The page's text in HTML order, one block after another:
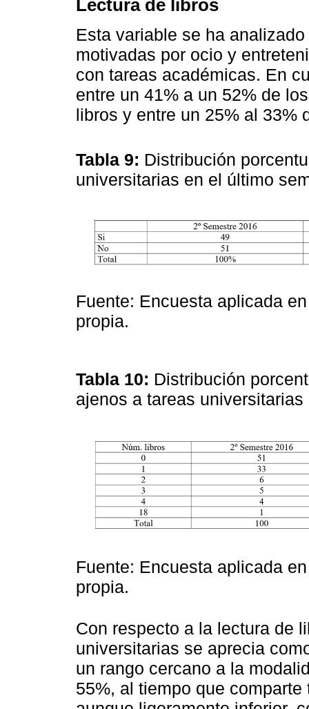
Lectura de libros
Esta variable se ha
motivadas por ocio y
con tareas académicas. En
entre un 41% a un 52% de
libros y entre un 25% al 33%
Tabla 9: Distribución
universitarias en el último
Fuente: Encuesta aplicada
propia.
Tabla 10: Distribución
ajenos a tareas
Fuente: Encuesta aplicada
propia.
Con respecto a la lectura de
universitarias se aprecia
un rango cercano a la
55%, al tiempo que